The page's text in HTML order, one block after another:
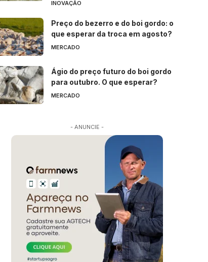
INOVAÇÃO
Preço do bezerro e do boi gordo: o
que esperar da troca em agosto?
MERCADO
Ágio do preço futuro do boi gordo
para outubro. O que esperar?
MERCADO
- ANUNCIE -